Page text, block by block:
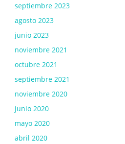
septiembre 2023
agosto 2023
junio 2023
noviembre 2021
octubre 2021
septiembre 2021
noviembre 2020
junio 2020
mayo 2020
abril 2020